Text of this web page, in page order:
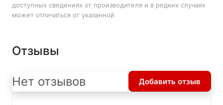
доступных сведениях от производителя и в редких случаях
может отличаться от указанной
Отзывы
Нет отзывов Добавить отзыв